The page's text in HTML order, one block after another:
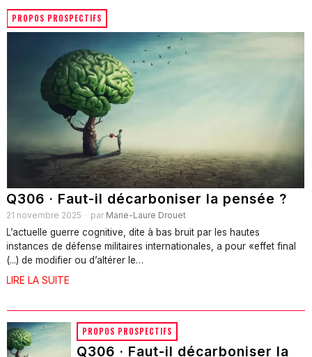
PROPOS PROSPECTIFS
Q306 · Faut-il décarboniser la pensée ?
21 novembre 2025 par Marie-Laure Drouet
L’actuelle guerre cognitive, dite à bas bruit par les hautes
instances de défense militaires internationales, a pour «effet final
(...) de modifier ou d’altérer le…
LIRE LA SUITE
PROPOS PROSPECTIFS
Q306 · Faut-il décarboniser la